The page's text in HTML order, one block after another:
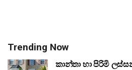
Trending Now
කාන්තා හා පිරිමි